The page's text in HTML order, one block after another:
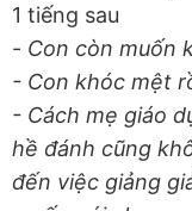
1 tiếng sau
- Con còn muốn
- Con khóc mệt
- Cách mẹ giáo
hề đánh cũng
đến việc giảng